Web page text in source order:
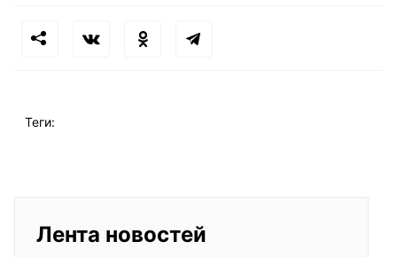
Теги:
Лента новостей